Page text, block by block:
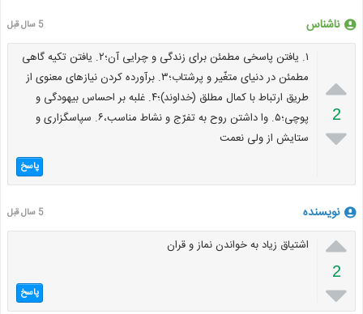
ناشناس 5 سال قبل

2

۱. یافتن پاسخی مطمئن برای زندگی و چرایی آن؛۲. یافتن تکیه گاهی
مطمئن در دنیای متغّیر و پرشتاب؛۳. برآورده کردن نیازهای معنوی از
طریق ارتباط با کمال مطلق (خداوند)؛۴. غلبه بر احساس بیهودگی و
پوچی؛۵. وا داشتن روح به تفرّج و نشاط مناسب،۶. سپاسگزاری و
ستایش از ولی نعمت
پاسخ
نویسنده 5 سال قبل

2

اشتیاق زیاد به خواندن نماز و قران
پاسخ